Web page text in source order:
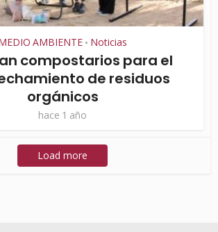
AMBIENTE • Noticias
compostarios para el
de residuos
orgánicos
hace 1 año
Load more